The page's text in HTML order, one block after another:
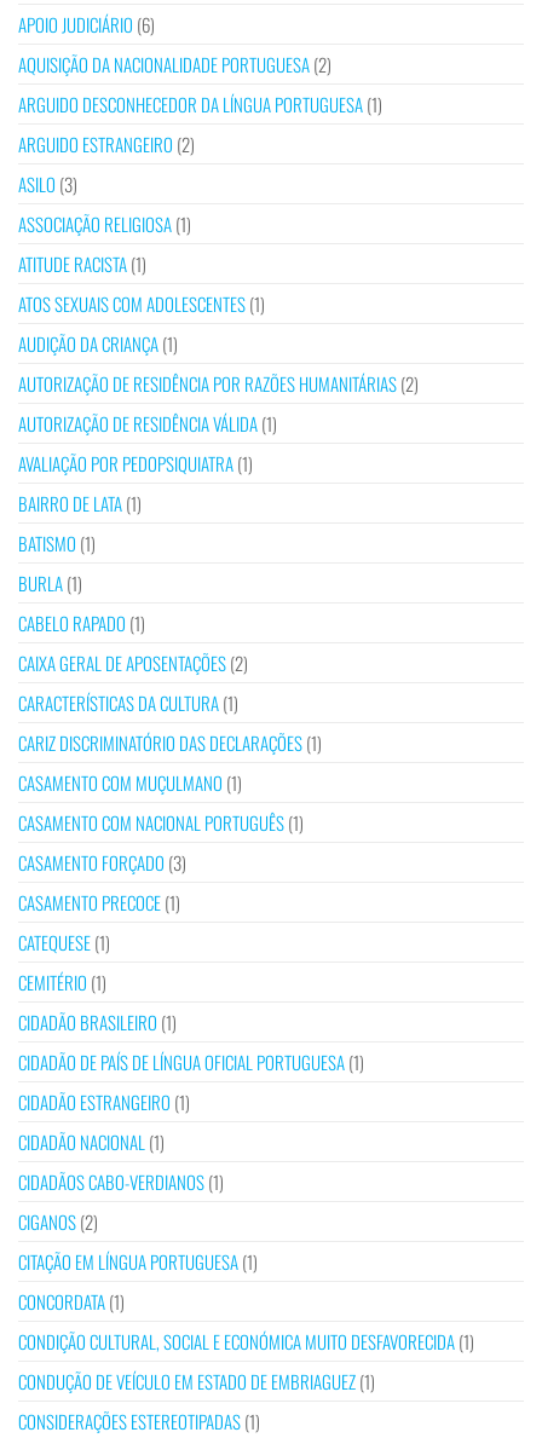
APOIO JUDICIÁRIO (6)
AQUISIÇÃO DA NACIONALIDADE PORTUGUESA(2)
ARGUIDO DESCONHECEDOR DA LÍNGUA PORTUGUESA(1)
ARGUIDO ESTRANGEIRO (2)
ASILO (3)
ASSOCIAÇÃO RELIGIOSA(1)
ATITUDE RACISTA(1)
ATOS SEXUAIS COM ADOLESCENTES(1)
AUDIÇÃO DA CRIANÇA(1)
AUTORIZAÇÃO DE RESIDÊNCIA POR RAZÕES HUMANITÁRIAS(2)
AUTORIZAÇÃO DE RESIDÊNCIA VÁLIDA(1)
AVALIAÇÃO POR PEDOPSIQUIATRA(1)
BAIRRO DE LATA(1)
BATISMO (1)
BURLA(1)
CABELO RAPADO (1)
CAIXA GERAL DE APOSENTAÇÕES(2)
CARACTERÍSTICAS DA CULTURA(1)
CARIZ DISCRIMINATÓRIO DAS DECLARAÇÕES(1)
CASAMENTO COM MUÇULMANO (1)
CASAMENTO COM NACIONAL PORTUGUÊS(1)
CASAMENTO FORÇADO (3)
CASAMENTO PRECOCE(1)
CATEQUESE(1)
CEMITÉRIO (1)
CIDADÃO BRASILEIRO (1)
CIDADÃO DE PAÍS DE LÍNGUA OFICIAL PORTUGUESA(1)
CIDADÃO ESTRANGEIRO (1)
CIDADÃO NACIONAL (1)
CIDADÃOS CABO-VERDIANOS(1)
CIGANOS(2)
CITAÇÃO EM LÍNGUA PORTUGUESA(1)
CONCORDATA(1)
CONDIÇÃO CULTURAL, SOCIAL E ECONÓMICA MUITO DESFAVORECIDA(1)
CONDUÇÃO DE VEÍCULO EM ESTADO DE EMBRIAGUEZ(1)
CONSIDERAÇÕES ESTEREOTIPADAS(1)